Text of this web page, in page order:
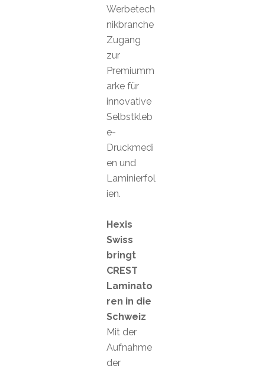
Werbetech
nikbranche
Zugang
zur
Premiumm
arke für
innovative
Selbstkleb
e-
Druckmedi
en und
Laminierfol
ien.
Hexis
Swiss
bringt
CREST
Laminato
ren in die
Schweiz
Mit der
Aufnahme
der